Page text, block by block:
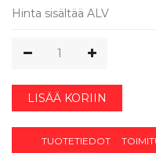
Hinta sisältää ALV
LISÄÄ KORIIN
TUOTETIEDOT